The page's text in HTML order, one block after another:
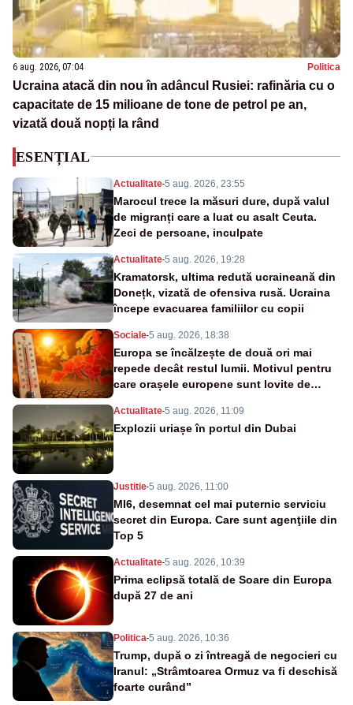
6 aug. 2026, 07:04 Politica
Ucraina atacă din nou în adâncul Rusiei: rafinăria cu o
capacitate de 15 milioane de tone de petrol pe an,
vizată două nopți la rând
ESENȚIAL
Actualitate-5 aug. 2026, 23:55
Marocul trece la măsuri dure, după valul
de migranți care a luat cu asalt Ceuta.
Zeci de persoane, inculpate
Actualitate-5 aug. 2026, 19:28
Kramatorsk, ultima redută ucraineană din
Donețk, vizată de ofensiva rusă. Ucraina
începe evacuarea familiilor cu copii
Sociale-5 aug. 2026, 18:38
Europa se încălzește de două ori mai
repede decât restul lumii. Motivul pentru
care orașele europene sunt lovite de
Actualitate-5 aug. 2026, 11:09
Explozii uriașe în portul din Dubai
Justitie-5 aug. 2026, 11:00
MI6, desemnat cel mai puternic serviciu
secret din Europa. Care sunt agenţiile din
Top 5
Actualitate-5 aug. 2026, 10:39
Prima eclipsă totală de Soare din Europa
după 27 de ani
Politica-5 aug. 2026, 10:36
Trump, după o zi întreagă de negocieri cu
Iranul: „Strâmtoarea Ormuz va fi deschisă
foarte curând”